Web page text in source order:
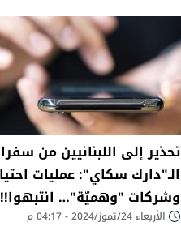
تحذير إلى اللبنانيين من
الـ"دارك سكاي": عمليات
وشركات "وهميّة"… انتبهوا!!
الأربعاء 24/تموز/2024 - 04:17 م